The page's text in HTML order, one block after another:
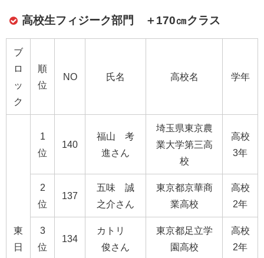
高校生フィジーク部門 ＋170㎝クラス
ブ
ロ
ッ
ク
順
位
NO 氏名 高校名 学年
東
日
1
位
140
福山 考
進さん
埼玉県東京農
業大学第三高
校
高校
3年
2
位
137
五味 誠
之介さん
東京都京華商
業高校
高校
2年
3
位
134
カトリ
俊さん
東京都足立学
園高校
高校
2年